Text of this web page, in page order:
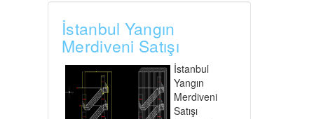
İstanbul Yangın
Merdiveni Satışı
İstanbul
Yangın
Merdiveni
Satışı